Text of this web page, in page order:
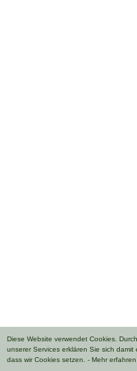
Diese Website verwendet Cookies.
unserer Services erklären Sie sich damit
dass wir Cookies setzen. - Mehr erfahren